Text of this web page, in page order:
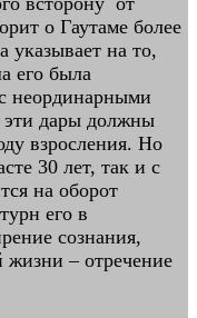
о Гаутаме более
указывает на то,
его была
неординарными
эти дары должны
взросления. Но
30 лет, так и с
на оборот
его в
сознания,
жизни – отречение